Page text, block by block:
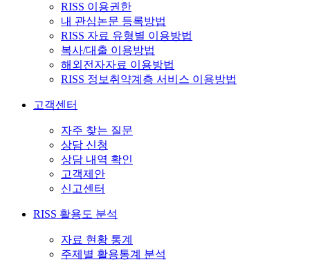
RISS 이용권한
내 관심논문 등록방법
RISS 자료 유형별 이용방법
복사/대출 이용방법
해외전자자료 이용방법
RISS 정보취약계층 서비스 이용방법
고객센터
자주 찾는 질문
상담 신청
상담 내역 확인
고객제안
신고센터
RISS 활용도 분석
자료 현황 통계
주제별 활용통계 분석